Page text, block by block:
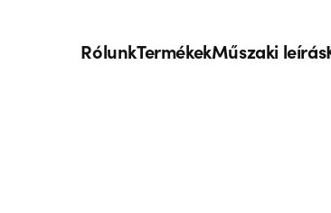
RólunkTermékekMűszaki leírás